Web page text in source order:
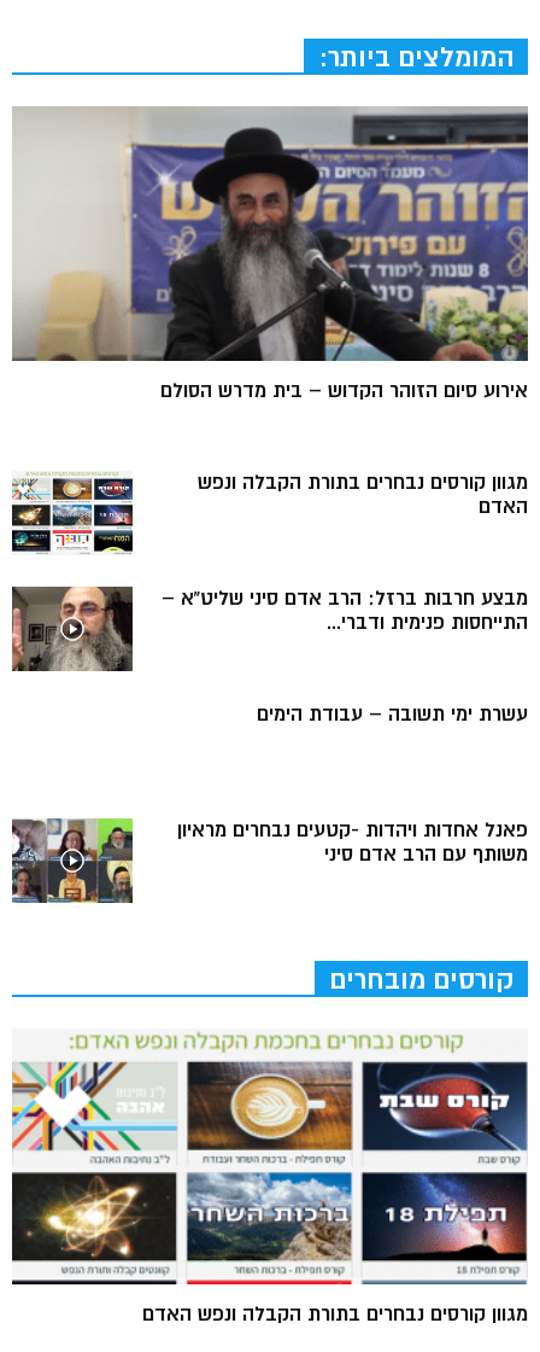
המומלצים ביותר:
אירוע סיום הזוהר הקדוש – בית מדרש הסולם
מגוון קורסים נבחרים בתורת הקבלה ונפש
האדם
מבצע חרבות ברזל: הרב אדם סיני שליט”א –
התייחסות פנימית ודברי...
עשרת ימי תשובה – עבודת הימים
פאנל אחדות ויהדות -קטעים נבחרים מראיון
משותף עם הרב אדם סיני
קורסים מובחרים
מגוון קורסים נבחרים בתורת הקבלה ונפש האדם